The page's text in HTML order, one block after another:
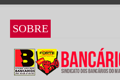
SOBRE